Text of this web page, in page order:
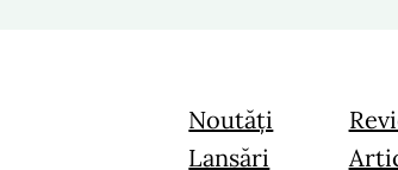
Noutăți
Lansări